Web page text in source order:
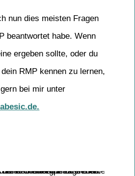
nun dies meisten Fragen
beantwortet habe. Wenn
ergeben sollte, oder du
RMP kennen zu lernen,
bei mir unter